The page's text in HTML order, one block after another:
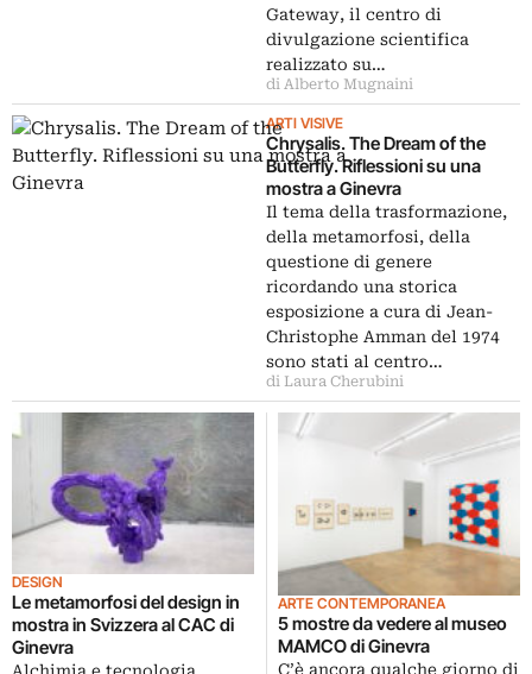
Gateway, il centro di
divulgazione scientifica
realizzato su…
di Alberto Mugnaini
ARTI VISIVE
Chrysalis. The Dream of the
Butterfly. Riflessioni su una
mostra a Ginevra
Il tema della trasformazione,
della metamorfosi, della
questione di genere
ricordando una storica
esposizione a cura di Jean-
Christophe Amman del 1974
sono stati al centro…
di Laura Cherubini
DESIGN
Le metamorfosi del design in
mostra in Svizzera al CAC di
Ginevra
ARTE CONTEMPORANEA
5 mostre da vedere al museo
MAMCO di Ginevra
C’è ancora qualche giorno di